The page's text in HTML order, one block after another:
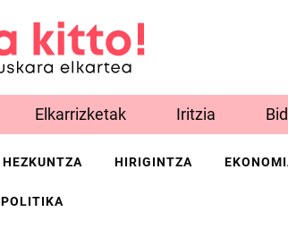
Elkarrizketak Iritzia
HEZKUNTZA HIRIGINTZA
POLITIKA